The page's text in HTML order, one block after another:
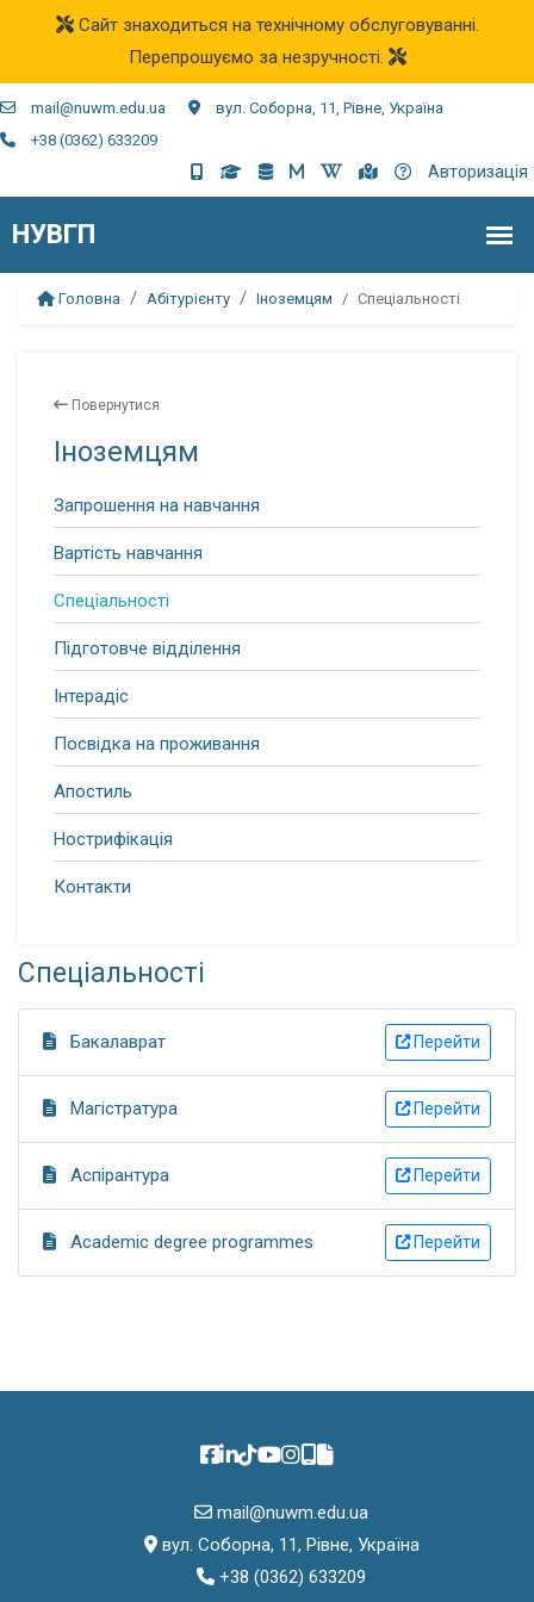
Сайт знаходиться на технічному обслуговуванні.
Перепрошуємо за незручності.
mail@nuwm.edu.ua
вул. Соборна, 11, Рівне, Україна
+38 (0362) 633209
Авторизація
Головна Абітурієнту Іноземцям Спеціальності
Повернутися
Іноземцям
Запрошення на навчання
Вартість навчання
Спеціальності
Підготовче відділення
Інтерадіс
Посвідка на проживання
Апостиль
Нострифікація
Контакти
Спеціальності
Бакалаврат Перейти
Магістратура Перейти
Аспірантура Перейти
Academic degree programmes Перейти
mail@nuwm.edu.ua
вул. Соборна, 11, Рівне, Україна
+38 (0362) 633209